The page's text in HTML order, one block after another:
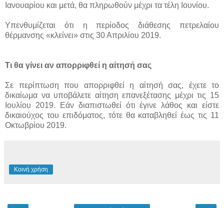
Ιανουαρίου και μετά, θα πληρωθούν μέχρι τα τέλη Ιουνίου.
Υπενθυμίζεται ότι η περίοδος διάθεσης πετρελαίου
θέρμανσης «κλείνει» στις 30 Απριλίου 2019.
Τι θα γίνει αν απορριφθεί η αίτησή σας
Σε περίπτωση που απορριφθεί η αίτησή σας, έχετε το
δικαίωμα να υποβάλετε αίτηση επανεξέτασης μέχρι τις 15
Ιουλίου 2019. Εάν διαπιστωθεί ότι έγινε λάθος και είστε
δικαιούχος του επιδόματος, τότε θα καταβληθεί έως τις 11
Οκτωβρίου 2019.
Κοινή χρήση